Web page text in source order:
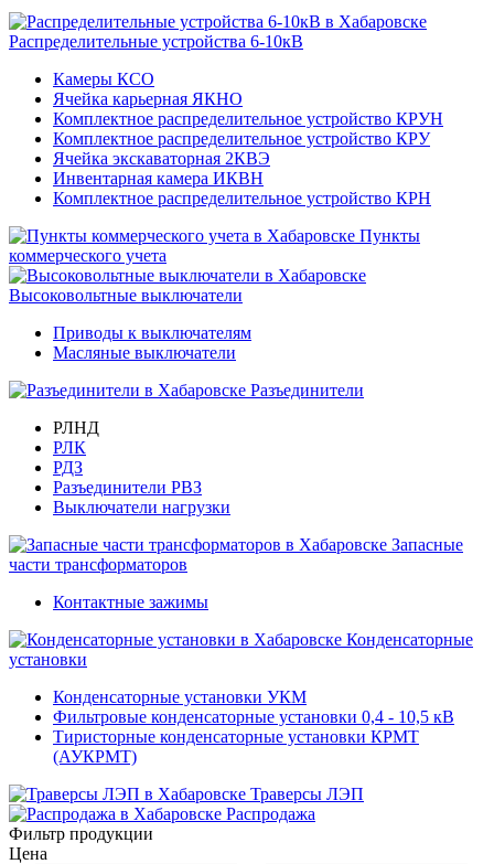
Распределительные устройства 6-10кВ
Камеры КСО
Ячейка карьерная ЯКНО
Комплектное распределительное устройство КРУН
Комплектное распределительное устройство КРУ
Ячейка экскаваторная 2КВЭ
Инвентарная камера ИКВН
Комплектное распределительное устройство КРН
Пункты
коммерческого учета
Высоковольтные выключатели
Приводы к выключателям
Масляные выключатели
Разъединители
РЛНД
РЛК
РДЗ
Разъединители РВЗ
Выключатели нагрузки
Запасные
части трансформаторов
Контактные зажимы
Конденсаторные
установки
Конденсаторные установки УКМ
Фильтровые конденсаторные установки 0,4 - 10,5 кВ
Тиристорные конденсаторные установки КРМТ
(АУКРМТ)
Траверсы ЛЭП
Распродажа
Фильтр продукции
Цена